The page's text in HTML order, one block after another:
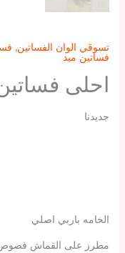
تسوقي الوان الفساتين,
فساتين ميد
احلى
جديدنا
الخامه باربي اصلي
مطرز على القماش